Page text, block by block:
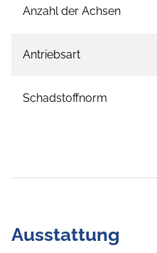
Anzahl der Achsen
Antriebsart
Schadstoffnorm
Ausstattung